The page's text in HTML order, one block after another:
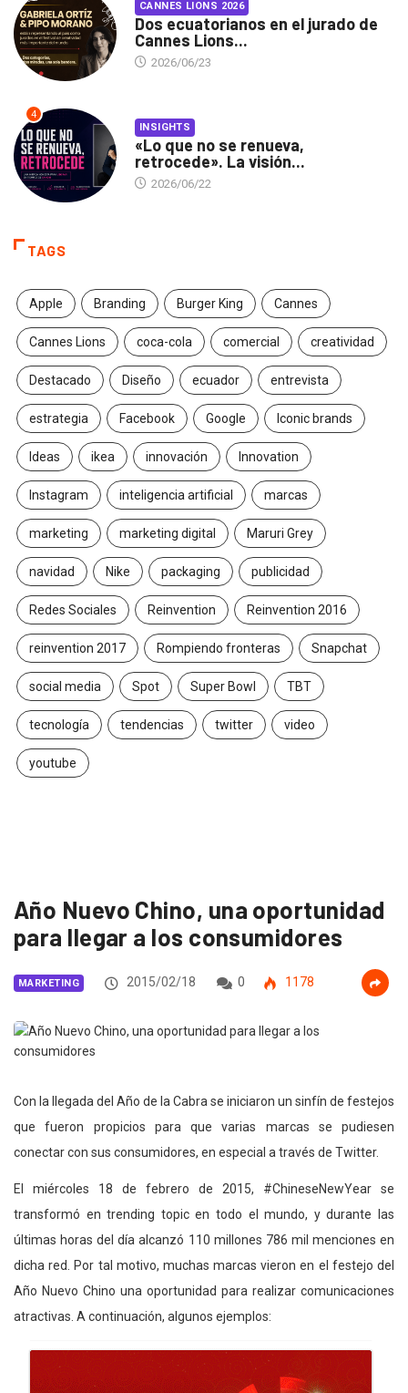
CANNES LIONS 2026
Dos ecuatorianos en el jurado de
Cannes Lions...
2026/06/23
4
INSIGHTS
«Lo que no se renueva,
retrocede». La visión...
2026/06/22
TAGS
Apple Branding Burger King Cannes
Cannes Lions coca-cola comercial creatividad
Destacado Diseño ecuador entrevista
estrategia Facebook Google Iconic brands
Ideas ikea innovación Innovation
Instagram inteligencia artificial marcas
marketing marketing digital Maruri Grey
navidad Nike packaging publicidad
Redes Sociales Reinvention Reinvention 2016
reinvention 2017 Rompiendo fronteras Snapchat
social media Spot Super Bowl TBT
tecnología tendencias twitter video
youtube
Año Nuevo Chino, una oportunidad
para llegar a los consumidores
MARKETING 2015/02/18 0 1178
Con la llegada del Año de la Cabra se iniciaron un sinfín de festejos
que fueron propicios para que varias marcas se pudiesen
conectar con sus consumidores, en especial a través de Twitter.
El miércoles 18 de febrero de 2015, #ChineseNewYear se
transformó en trending topic en todo el mundo, y durante las
últimas horas del día alcanzó 110 millones 786 mil menciones en
dicha red. Por tal motivo, muchas marcas vieron en el festejo del
Año Nuevo Chino una oportunidad para realizar comunicaciones
atractivas. A continuación, algunos ejemplos: